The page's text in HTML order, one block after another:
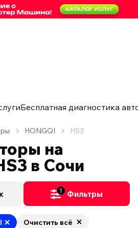
Бесплатная диагностика
HONGQI HS3
на
в Сочи
1 Фильтры
Очистить всё